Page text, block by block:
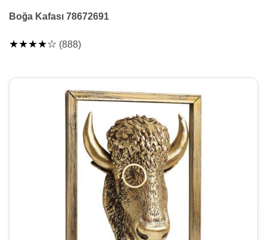
Boğa Kafası 78672691
★★★★☆ (888)